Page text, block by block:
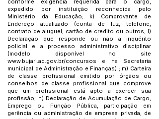
conforme exigência requerida para o cargo,
expedido por instituição reconhecida pelo
Ministério da Educação; k) Comprovante de
Endereço atualizado (conta de luz, telefone,
contrato de aluguel, cartão de credito ou outros; l)
Declaração que responde ou não a inquérito
policial e a processo administrativo disciplinar
(modelo disponível no site
www.bujari.ac.gov.br/concursos e na Secretaria
municipal de Administração e Finanças) ; m) Carteira
de classe profissional emitido por órgãos ou
conselhos de classe profissional que comprove
que um profissional está apto a exercer sua
profissão; n) Declaração de Acumulação de Cargo,
Emprego ou Função Pública, participação em
gerência ou administração de empresa privada, de